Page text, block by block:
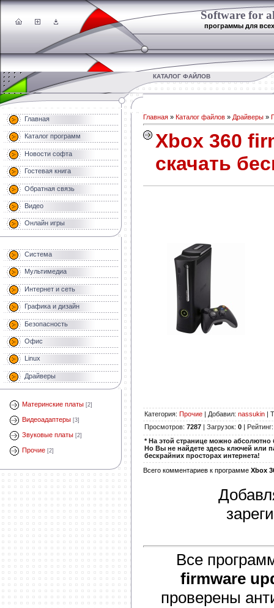
Software for
программы для всех
КАТАЛОГ ФАЙЛОВ
Главная
Каталог программ
Новости софта
Гостевая книга
Обратная связь
Видео
Онлайн игры
Система
Мультимедиа
Интернет и сеть
Графика и дизайн
Безопасность
Офис
Linux
Драйверы
Материнские платы [2]
Видеоадаптеры [3]
Звуковые платы [2]
Прочие [2]
Главная » Каталог файлов » Драйверы »
Xbox 360
скачать
Категория: Прочие | Добавил: nassukin |
Просмотров: 7287 | Загрузок: 0 | Рейтинг
* На этой странице можно абсолютно
Но Вы не найдете здесь ключей или
бескрайних просторах интернета!
Всего комментариев к программе Xbox
Все
firmware
проверены